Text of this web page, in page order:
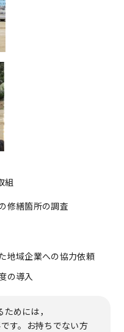
組
修繕箇所の調査
地域企業への協力依頼
の導入
めには，
す。お持ちでない方